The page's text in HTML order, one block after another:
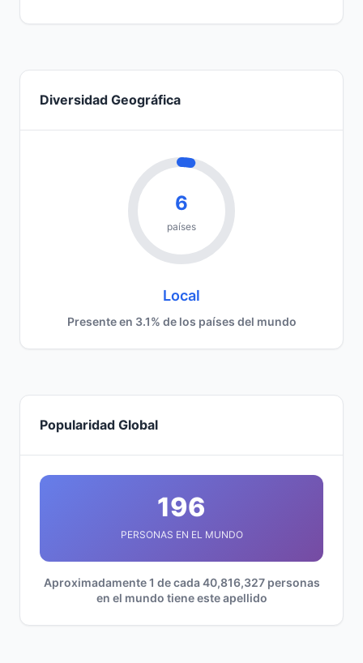
Diversidad Geográfica
6
países
Local
Presente en 3.1% de los países del mundo
Popularidad Global
196
PERSONAS EN EL MUNDO
Aproximadamente 1 de cada 40,816,327 personas
en el mundo tiene este apellido